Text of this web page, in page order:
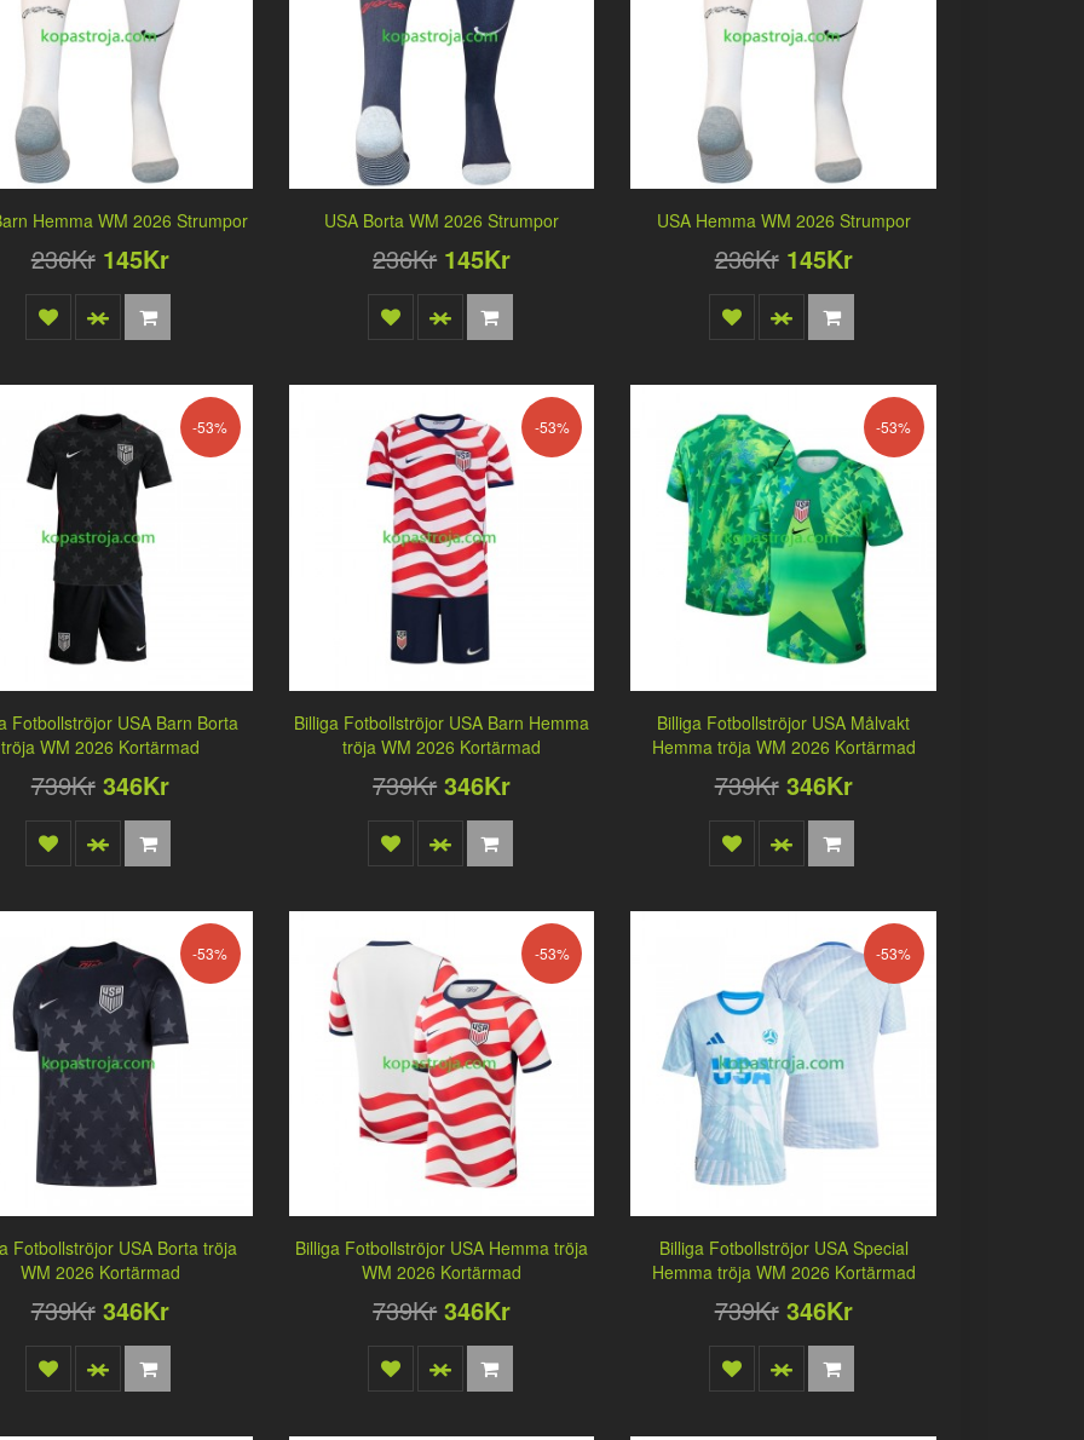
Hemma WM 2026 Strumpor
236Kr 145Kr
USA Borta WM 2026 Strumpor
236Kr 145Kr
USA Hemma WM 2026 Strumpor
236Kr 145Kr
-53%
Fotbollströjor USA Barn Borta
tröja WM 2026 Kortärmad
739Kr 346Kr
-53%
Billiga Fotbollströjor USA Barn Hemma
tröja WM 2026 Kortärmad
739Kr 346Kr
-53%
Billiga Fotbollströjor USA Målvakt
Hemma tröja WM 2026 Kortärmad
739Kr 346Kr
-53%
Fotbollströjor USA Borta tröja
WM 2026 Kortärmad
739Kr 346Kr
-53%
Billiga Fotbollströjor USA Hemma tröja
WM 2026 Kortärmad
739Kr 346Kr
-53%
Billiga Fotbollströjor USA Special
Hemma tröja WM 2026 Kortärmad
739Kr 346Kr